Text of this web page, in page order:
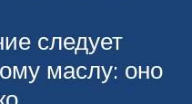
следует
маслу: оно